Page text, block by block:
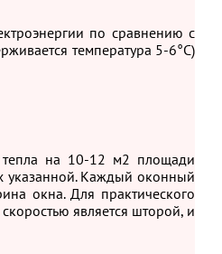
по сравнению с
температура 5-6°С)
тепла на 10-12 м2 площади
указанной. Каждый оконный
окна. Для практического
является шторой, и